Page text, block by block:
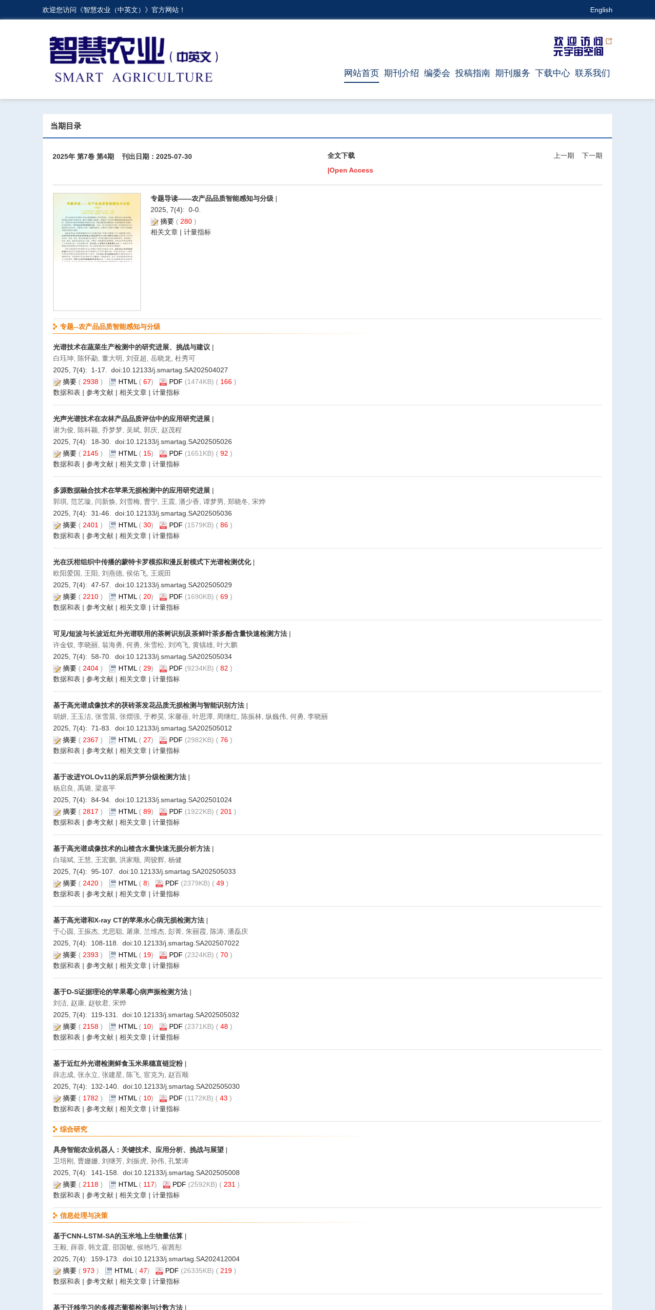
欢迎您访问《智慧农业（中英文）》官方网站！ English
网站首页 期刊介绍 编委会 投稿指南 期刊服务 下载中心 联系我们
当期目录
2025年 第7卷 第4期 刊出日期：2025-07-30
全文下载
|Open Access
上一期 下一期
专题导读——农产品品质智能感知与分级 |
2025, 7(4): 0-0.
摘要 ( 280 )
相关文章 | 计量指标
专题--农产品品质智能感知与分级
光谱技术在蔬菜生产检测中的研究进展、挑战与建议 |
白珏坤, 陈怀勐, 董大明, 刘亚超, 岳晓龙, 杜秀可
2025, 7(4): 1-17. doi:10.12133/j.smartag.SA202504027
摘要 ( 2938 ) HTML ( 67) PDF (1474KB) ( 166 )
数据和表 | 参考文献 | 相关文章 | 计量指标
光声光谱技术在农林产品品质评估中的应用研究进展 |
谢为俊, 陈科颖, 乔梦梦, 吴斌, 郭庆, 赵茂程
2025, 7(4): 18-30. doi:10.12133/j.smartag.SA202505026
摘要 ( 2145 ) HTML ( 15) PDF (1651KB) ( 92 )
数据和表 | 参考文献 | 相关文章 | 计量指标
多源数据融合技术在苹果无损检测中的应用研究进展 |
郭琪, 范艺璇, 闫新焕, 刘雪梅, 曹宁, 王震, 潘少香, 谭梦男, 郑晓冬, 宋烨
2025, 7(4): 31-46. doi:10.12133/j.smartag.SA202505036
摘要 ( 2401 ) HTML ( 30) PDF (1579KB) ( 86 )
数据和表 | 参考文献 | 相关文章 | 计量指标
光在沃柑组织中传播的蒙特卡罗模拟和漫反射模式下光谱检测优化|
欧阳爱国, 王阳, 刘燕德, 侯佑飞, 王观田
2025, 7(4): 47-57. doi:10.12133/j.smartag.SA202505029
摘要 ( 2210 ) HTML ( 20) PDF (1690KB) ( 69 )
数据和表 | 参考文献 | 相关文章 | 计量指标
可见/短波与长波近红外光谱联用的茶树识别及茶鲜叶茶多酚含量快速检测方法 |
许金钗, 李晓丽, 翁海勇, 何勇, 朱雪松, 刘鸿飞, 黄镇雄, 叶大鹏
2025, 7(4): 58-70. doi:10.12133/j.smartag.SA202505034
摘要 ( 2404 ) HTML ( 29) PDF (9234KB) ( 82 )
数据和表 | 参考文献 | 相关文章 | 计量指标
基于高光谱成像技术的茯砖茶发花品质无损检测与智能识别方法 |
胡妍, 王玉洁, 张雪晨, 张熠强, 于桦昊, 宋馨蓓, 叶思潭, 周继红, 陈振林, 纵巍伟, 何勇, 李晓丽
2025, 7(4): 71-83. doi:10.12133/j.smartag.SA202505012
摘要 ( 2367 ) HTML ( 27) PDF (2982KB) ( 76 )
数据和表 | 参考文献 | 相关文章 | 计量指标
基于改进YOLOv11的采后芦笋分级检测方法 |
杨启良, 禹璐, 梁嘉平
2025, 7(4): 84-94. doi:10.12133/j.smartag.SA202501024
摘要 ( 2817 ) HTML ( 89) PDF (1922KB) ( 201 )
数据和表 | 参考文献 | 相关文章 | 计量指标
基于高光谱成像技术的山楂含水量快速无损分析方法 |
白瑞斌, 王慧, 王宏鹏, 洪家顺, 周骏辉, 杨健
2025, 7(4): 95-107. doi:10.12133/j.smartag.SA202505033
摘要 ( 2420 ) HTML ( 8) PDF (2379KB) ( 49 )
数据和表 | 参考文献 | 相关文章 | 计量指标
基于高光谱和X-ray CT的苹果水心病无损检测方法 |
于心圆, 王振杰, 尤思聪, 屠康, 兰维杰, 彭菁, 朱丽霞, 陈涛, 潘磊庆
2025, 7(4): 108-118. doi:10.12133/j.smartag.SA202507022
摘要 ( 2393 ) HTML ( 19) PDF (2324KB) ( 70 )
数据和表 | 参考文献 | 相关文章 | 计量指标
基于D-S证据理论的苹果霉心病声振检测方法 |
刘洁, 赵康, 赵钦君, 宋烨
2025, 7(4): 119-131. doi:10.12133/j.smartag.SA202505032
摘要 ( 2158 ) HTML ( 10) PDF (2371KB) ( 48 )
数据和表 | 参考文献 | 相关文章 | 计量指标
基于近红外光谱检测鲜食玉米果穗直链淀粉|
薛志成, 张永立, 张建星, 陈飞, 宦克为, 赵百顺
2025, 7(4): 132-140. doi:10.12133/j.smartag.SA202505030
摘要 ( 1782 ) HTML ( 10) PDF (1172KB) ( 43 )
数据和表 | 参考文献 | 相关文章 | 计量指标
综合研究
具身智能农业机器人：关键技术、应用分析、挑战与展望 |
卫培刚, 曹姗姗, 刘继芳, 刘振虎, 孙伟, 孔繁涛
2025, 7(4): 141-158. doi:10.12133/j.smartag.SA202505008
摘要 ( 2118 ) HTML ( 117) PDF (2592KB) ( 231 )
数据和表 | 参考文献 | 相关文章 | 计量指标
信息处理与决策
基于CNN-LSTM-SA的玉米地上生物量估算 |
王毅, 薛蓉, 韩文霆, 邵国敏, 侯艳巧, 崔茜彤
2025, 7(4): 159-173. doi:10.12133/j.smartag.SA202412004
摘要 ( 973 ) HTML ( 47) PDF (26335KB) ( 219 )
数据和表 | 参考文献 | 相关文章 | 计量指标
基于迁移学习的多模态葡萄检测与计数方法 |